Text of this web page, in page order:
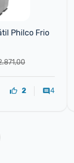
Philco Frio
2 4